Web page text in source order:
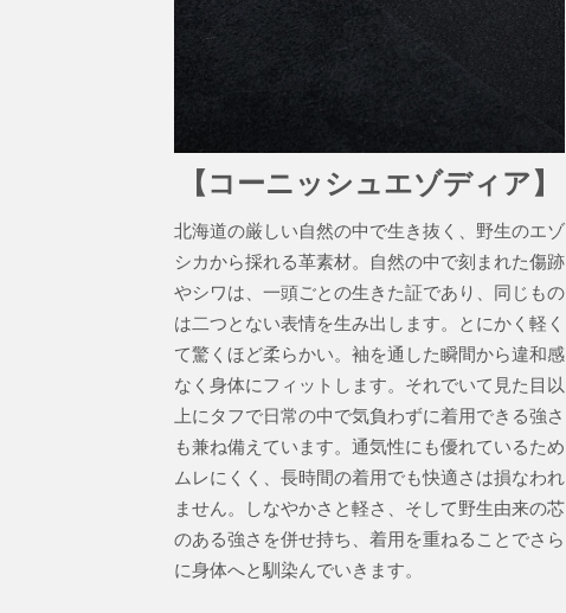
【コーニッシュエゾディア】
北海道の厳しい自然の中で生き抜く、野生のエゾ
シカから採れる革素材。自然の中で刻まれた傷跡
やシワは、一頭ごとの生きた証であり、同じもの
は二つとない表情を生み出します。とにかく軽く
て驚くほど柔らかい。袖を通した瞬間から違和感
なく身体にフィットします。それでいて見た目以
上にタフで日常の中で気負わずに着用できる強さ
も兼ね備えています。通気性にも優れているため
ムレにくく、長時間の着用でも快適さは損なわれ
ません。しなやかさと軽さ、そして野生由来の芯
のある強さを併せ持ち、着用を重ねることでさら
に身体へと馴染んでいきます。